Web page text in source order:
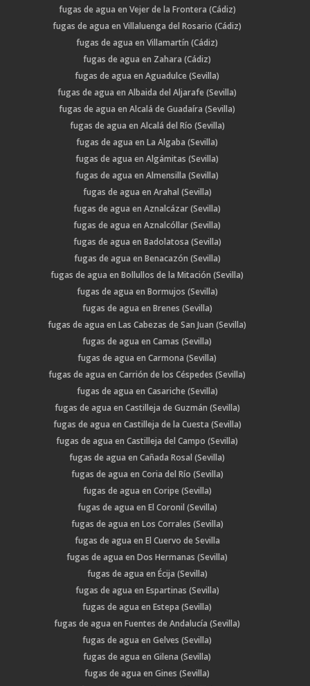
fugas de agua en Vejer de la Frontera (Cádiz)
fugas de agua en Villaluenga del Rosario (Cádiz)
fugas de agua en Villamartín (Cádiz)
fugas de agua en Zahara (Cádiz)
fugas de agua en Aguadulce (Sevilla)
fugas de agua en Albaida del Aljarafe (Sevilla)
fugas de agua en Alcalá de Guadaíra (Sevilla)
fugas de agua en Alcalá del Río (Sevilla)
fugas de agua en La Algaba (Sevilla)
fugas de agua en Algámitas (Sevilla)
fugas de agua en Almensilla (Sevilla)
fugas de agua en Arahal (Sevilla)
fugas de agua en Aznalcázar (Sevilla)
fugas de agua en Aznalcóllar (Sevilla)
fugas de agua en Badolatosa (Sevilla)
fugas de agua en Benacazón (Sevilla)
fugas de agua en Bollullos de la Mitación (Sevilla)
fugas de agua en Bormujos (Sevilla)
fugas de agua en Brenes (Sevilla)
fugas de agua en Las Cabezas de San Juan (Sevilla)
fugas de agua en Camas (Sevilla)
fugas de agua en Carmona (Sevilla)
fugas de agua en Carrión de los Céspedes (Sevilla)
fugas de agua en Casariche (Sevilla)
fugas de agua en Castilleja de Guzmán (Sevilla)
fugas de agua en Castilleja de la Cuesta (Sevilla)
fugas de agua en Castilleja del Campo (Sevilla)
fugas de agua en Cañada Rosal (Sevilla)
fugas de agua en Coria del Río (Sevilla)
fugas de agua en Coripe (Sevilla)
fugas de agua en El Coronil (Sevilla)
fugas de agua en Los Corrales (Sevilla)
fugas de agua en El Cuervo de Sevilla
fugas de agua en Dos Hermanas (Sevilla)
fugas de agua en Écija (Sevilla)
fugas de agua en Espartinas (Sevilla)
fugas de agua en Estepa (Sevilla)
fugas de agua en Fuentes de Andalucía (Sevilla)
fugas de agua en Gelves (Sevilla)
fugas de agua en Gilena (Sevilla)
fugas de agua en Gines (Sevilla)